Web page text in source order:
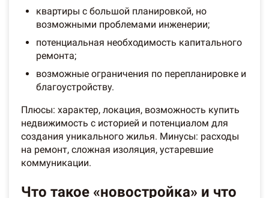
квартиры с большой планировкой, но
возможными проблемами инженерии;
потенциальная необходимость капитального
ремонта;
возможные ограничения по перепланировке и
благоустройству.
Плюсы: характер, локация, возможность купить
недвижимость с историей и потенциалом для
создания уникального жилья. Минусы: расходы
на ремонт, сложная изоляция, устаревшие
коммуникации.
Что такое «новостройка» и что